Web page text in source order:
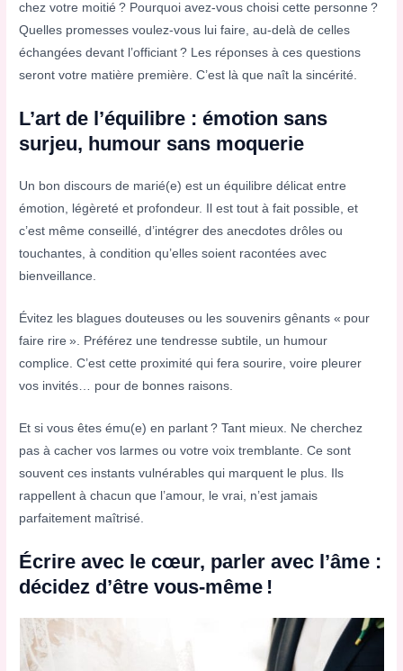
chez votre moitié ? Pourquoi avez-vous choisi cette personne ?
Quelles promesses voulez-vous lui faire, au-delà de celles
échangées devant l’officiant ? Les réponses à ces questions
seront votre matière première. C’est là que naît la sincérité.
L’art de l’équilibre : émotion sans
surjeu, humour sans moquerie
Un bon discours de marié(e) est un équilibre délicat entre
émotion, légèreté et profondeur. Il est tout à fait possible, et
c’est même conseillé, d’intégrer des anecdotes drôles ou
touchantes, à condition qu’elles soient racontées avec
bienveillance.
Évitez les blagues douteuses ou les souvenirs gênants « pour
faire rire ». Préférez une tendresse subtile, un humour
complice. C’est cette proximité qui fera sourire, voire pleurer
vos invités… pour de bonnes raisons.
Et si vous êtes ému(e) en parlant ? Tant mieux. Ne cherchez
pas à cacher vos larmes ou votre voix tremblante. Ce sont
souvent ces instants vulnérables qui marquent le plus. Ils
rappellent à chacun que l’amour, le vrai, n’est jamais
parfaitement maîtrisé.
Écrire avec le cœur, parler avec l’âme :
décidez d’être vous-même !